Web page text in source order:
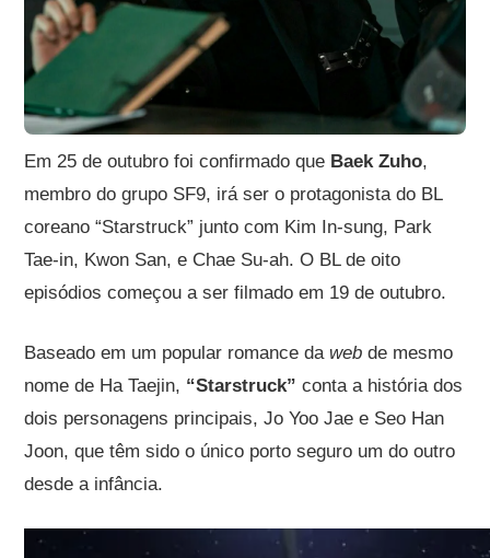
Em 25 de outubro foi confirmado que Baek Zuho,
membro do grupo SF9, irá ser o protagonista do BL
coreano “Starstruck” junto com Kim In-sung, Park
Tae-in, Kwon San, e Chae Su-ah. O BL de oito
episódios começou a ser filmado em 19 de outubro.
Baseado em um popular romance daweb de mesmo
nome de Ha Taejin, “Starstruck” conta a história dos
dois personagens principais, Jo Yoo Jae e Seo Han
Joon, que têm sido o único porto seguro um do outro
desde a infância.